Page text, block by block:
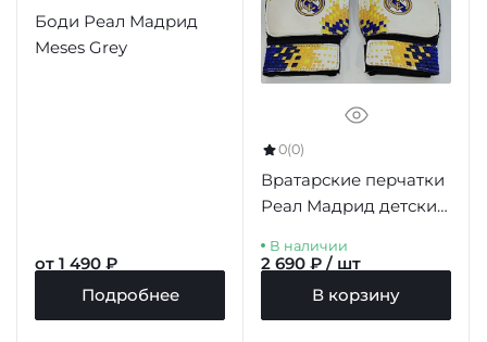
Боди Реал Мадрид
Meses Grey
от 1 490 ₽
Подробнее
0(0)
Вратарские перчатки
Реал Мадрид детские,
В наличии
2 690 ₽ / шт
В корзину